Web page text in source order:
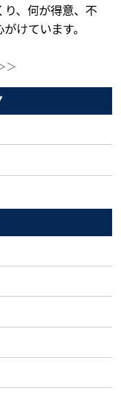
、何が得意、不
けています。
＞